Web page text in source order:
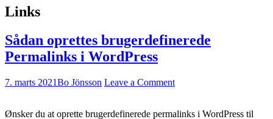
Links
Sådan oprettes brugerdefinerede
Permalinks i WordPress
7. marts 2021Bo Jönsson Leave a Comment
Ønsker du at oprette brugerdefinerede permalinks i WordPress til